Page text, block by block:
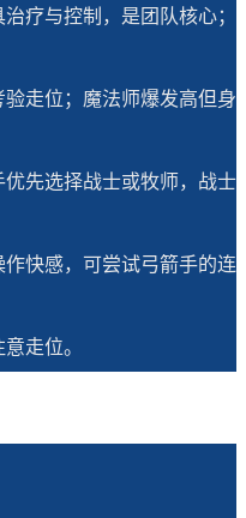
疗与控制，是团队核心；
走位；魔法师爆发高但身
先选择战士或牧师，战士
快感，可尝试弓箭手的连
走位。